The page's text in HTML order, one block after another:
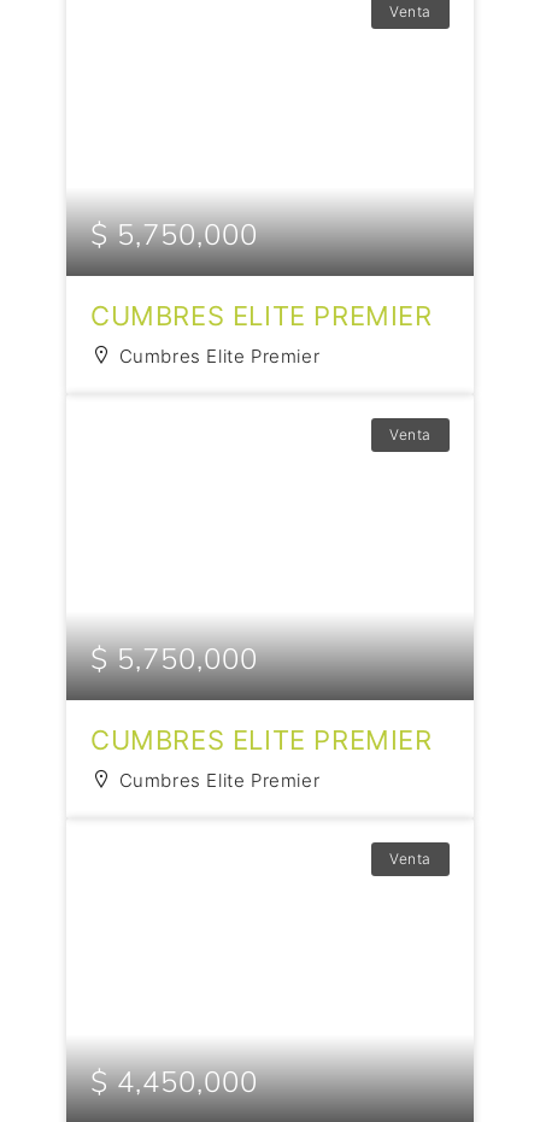
Venta
$ 5,750,000
CUMBRES ELITE PREMIER
Cumbres Elite Premier
Venta
$ 5,750,000
CUMBRES ELITE PREMIER
Cumbres Elite Premier
Venta
$ 4,450,000